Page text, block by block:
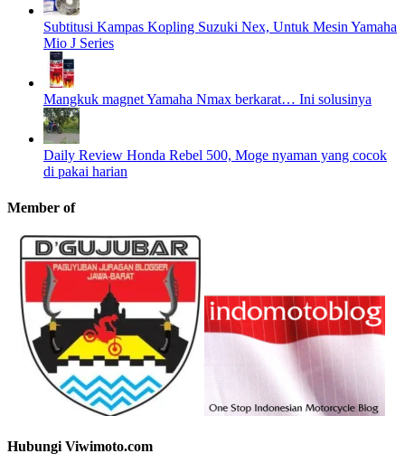
Subtitusi Kampas Kopling Suzuki Nex, Untuk Mesin Yamaha
Mio J Series
Mangkuk magnet Yamaha Nmax berkarat… Ini solusinya
Daily Review Honda Rebel 500, Moge nyaman yang cocok
di pakai harian
Member of
Hubungi Viwimoto.com